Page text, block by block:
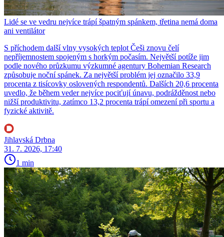
Lidé se ve vedru nejvíce trápí špatným spánkem, třetina nemá doma
ani ventilátor
S příchodem další vlny vysokých teplot Češi znovu čelí
nepříjemnostem spojeným s horkým počasím. Největší potíže jim
podle nového průzkumu výzkumné agentury Bohemian Research
způsobuje noční spánek. Za největší problém jej označilo 33,9
procenta z tisícovky oslovených respondentů. Dalších 20,6 procenta
uvedlo, že během veder nejvíce pociťují únavu, podrážděnost nebo
nižší produktivitu, zatímco 13,2 procenta trápí omezení při sportu a
fyzické aktivitě.
Jihlavská Drbna
31. 7. 2026, 17:40
1 min